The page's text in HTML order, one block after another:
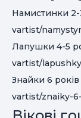
Намистинки
vartist/
Лапушки 4-5
vartist/
Знайки 6
vartist/znaiky-